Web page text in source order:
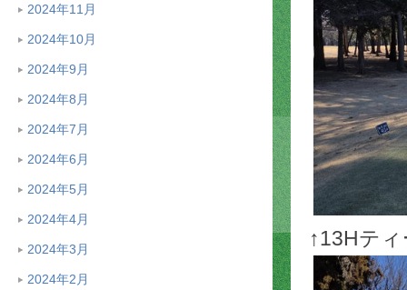
2024年11月
2024年10月
2024年9月
2024年8月
2024年7月
2024年6月
2024年5月
2024年4月
2024年3月
2024年2月
↑13Hテ